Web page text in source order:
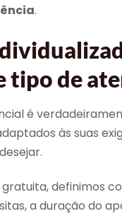
.
tipo de
é
às suas
definimos
a duração do